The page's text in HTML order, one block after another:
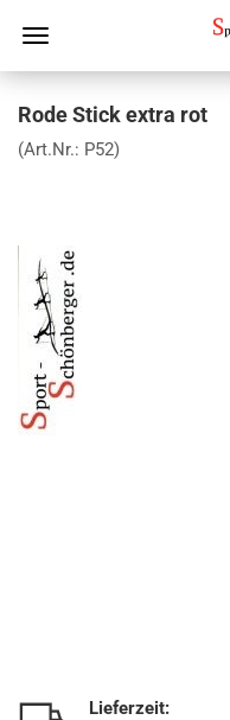
Rode Stick extra rot
(Art.Nr.: P52)
Lieferzeit: